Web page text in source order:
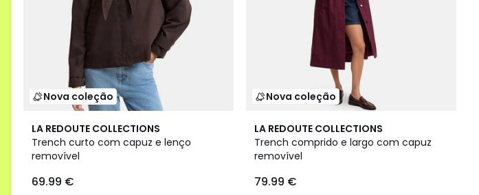
Nova coleção
LA REDOUTE COLLECTIONS
Trench curto com capuz e lenço
removível
69.99 €
Nova coleção
LA REDOUTE COLLECTIONS
Trench comprido e largo com capuz
removível
79.99 €
2
Cores